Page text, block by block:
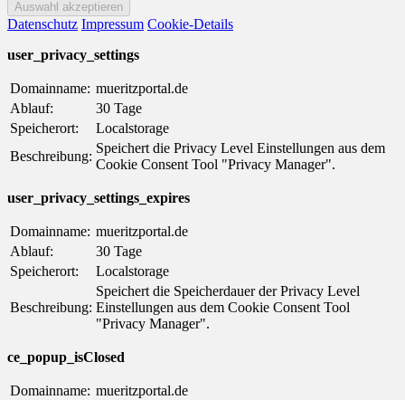
Datenschutz Impressum Cookie-Details
user_privacy_settings
Domainname: mueritzportal.de
Ablauf:
30 Tage
Speicherort:
Localstorage
Beschreibung:
Speichert die Privacy Level Einstellungen aus dem
Cookie Consent Tool "Privacy Manager".
user_privacy_settings_expires
Domainname: mueritzportal.de
Ablauf:
30 Tage
Speicherort:
Localstorage
Beschreibung:
Speichert die Speicherdauer der Privacy Level
Einstellungen aus dem Cookie Consent Tool
"Privacy Manager".
ce_popup_isClosed
Domainname: mueritzportal.de